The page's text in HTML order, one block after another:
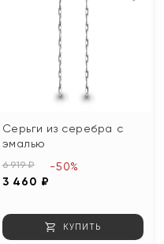
Серьги из серебра с
эмалью
6 919 ₽
3 460 ₽
-50%
КУПИТЬ